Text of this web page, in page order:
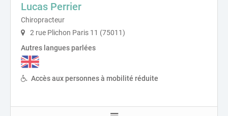
Lucas Perrier
Chiropracteur
2 rue Plichon Paris 11 (75011)
Autres langues parlées
Accès aux personnes à mobilité réduite